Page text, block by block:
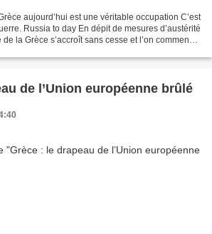
aujourd’hui est une véritable occupation C’est
Russia to day En dépit de mesures d’austérité
la Grèce s’accroît sans cesse et l’on commence
de l’Union européenne brûlé